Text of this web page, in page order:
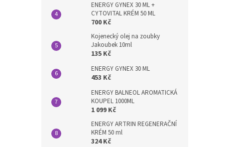
ENERGY GYNEX 30 ML +
CYTOVITAL KRÉM 50 ML
700 Kč
Kojenecký olej na zoubky
Jakoubek 10ml
135 Kč
ENERGY GYNEX 30 ML
453 Kč
ENERGY BALNEOL AROMATICKÁ
KOUPEL 1000ML
1 099 Kč
ENERGY ARTRIN REGENERAČNÍ
KRÉM 50 ml
324 Kč